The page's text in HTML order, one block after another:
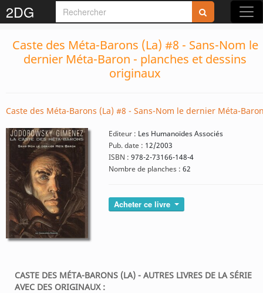
2DG
Caste des Méta-Barons (La) #8 - Sans-Nom le
dernier Méta-Baron - planches et dessins
originaux
Caste des Méta-Barons (La) #8 - Sans-Nom le dernier Méta-
Editeur : Les Humanoïdes Associés
Pub. date : 12/2003
ISBN : 978-2-73166-148-4
Nombre de planches : 62
Acheter ce livre
CASTE DES MÉTA-BARONS (LA) - AUTRES LIVRES DE LA SÉRIE
AVEC DES ORIGINAUX :